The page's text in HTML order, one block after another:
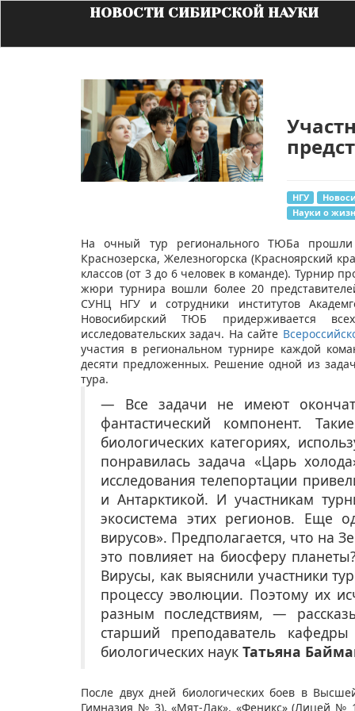
НОВОСТИ СИБИРСКОЙ НАУКИ
НГУ
Науки о
На очный тур регионального ТЮБа
Краснозерска, Железногорска (Красноярский
классов (от 3 до 6 человек в команде). Турнир
жюри турнира вошли более 20
СУНЦ НГУ и сотрудники институтов
Новосибирский ТЮБ придерживается
исследовательских задач. На сайте
участия в региональном турнире каждой
десяти предложенных. Решение одной из
тура.
— Все задачи не имеют
фантастический компонент.
биологических категориях,
понравилась задача «Царь
исследования телепортации
и Антарктикой. И участникам
экосистема этих регионов. Еще
вирусов». Предполагается, что на
это повлияет на биосферу
Вирусы, как выяснили участники
процессу эволюции. Поэтому их
разным последствиям, —
старший преподаватель
биологических наук Татьяна
После двух дней биологических боев в
Гимназия № 3), «Мят-Лак». «Феникс» (Лицей №